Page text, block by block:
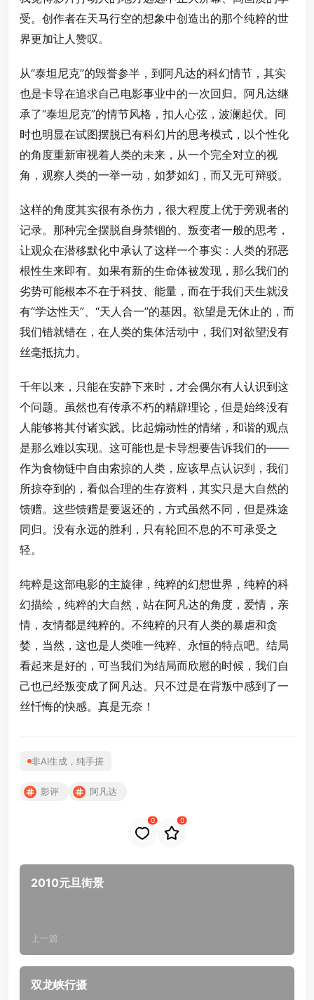
受。创作者在天马行空的想象中创造出的那个纯粹的世
界更加让人赞叹。
从“泰坦尼克”的毁誉参半，到阿凡达的科幻情节，其实
也是卡导在追求自己电影事业中的一次回归。阿凡达继
承了“泰坦尼克”的情节风格，扣人心弦，波澜起伏。同
时也明显在试图摆脱已有科幻片的思考模式，以个性化
的角度重新审视着人类的未来，从一个完全对立的视
角，观察人类的一举一动，如梦如幻，而又无可辩驳。
这样的角度其实很有杀伤力，很大程度上优于旁观者的
记录。那种完全摆脱自身禁锢的、叛变者一般的思考，
让观众在潜移默化中承认了这样一个事实：人类的邪恶
根性生来即有。如果有新的生命体被发现，那么我们的
劣势可能根本不在于科技、能量，而在于我们天生就没
有“学达性天”、“天人合一”的基因。欲望是无休止的，而
我们错就错在，在人类的集体活动中，我们对欲望没有
丝毫抵抗力。
千年以来，只能在安静下来时，才会偶尔有人认识到这
个问题。虽然也有传承不朽的精辟理论，但是始终没有
人能够将其付诸实践。比起煽动性的情绪，和谐的观点
是那么难以实现。这可能也是卡导想要告诉我们的——
作为食物链中自由索掠的人类，应该早点认识到，我们
所掠夺到的，看似合理的生存资料，其实只是大自然的
馈赠。这些馈赠是要返还的，方式虽然不同，但是殊途
同归。没有永远的胜利，只有轮回不息的不可承受之
轻。
纯粹是这部电影的主旋律，纯粹的幻想世界，纯粹的科
幻描绘，纯粹的大自然，站在阿凡达的角度，爱情，亲
情，友情都是纯粹的。不纯粹的只有人类的暴虐和贪
婪，当然，这也是人类唯一纯粹、永恒的特点吧。结局
看起来是好的，可当我们为结局而欣慰的时候，我们自
己也已经叛变成了阿凡达。只不过是在背叛中感到了一
丝忏悔的快感。真是无奈！
非AI生成，纯手搓
影评 阿凡达
0 0
2010元旦街景
上一篇
双龙峡行摄